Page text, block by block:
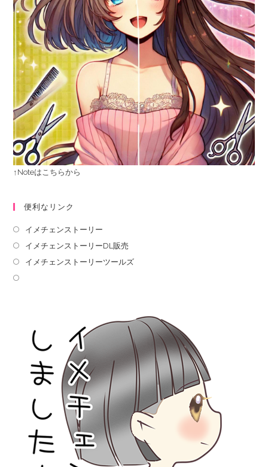
↑Noteはこちらから
便利なリンク
イメチェンストーリー
イメチェンストーリーDL販売
イメチェンストーリーツールズ